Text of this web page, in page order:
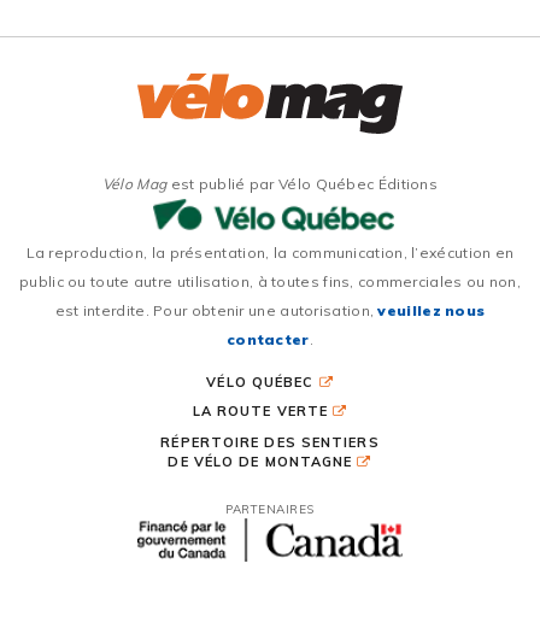
Vélo Magest publié par Vélo Québec Éditions
La reproduction, la présentation, la communication, l’exécution en
public ou toute autre utilisation, à toutes fins, commerciales ou non,
est interdite. Pour obtenir une autorisation,veuillez nous
contacter.
VÉLO QUÉBEC
LA ROUTE VERTE
RÉPERTOIRE DES SENTIERS
DE VÉLO DE MONTAGNE
PARTENAIRES